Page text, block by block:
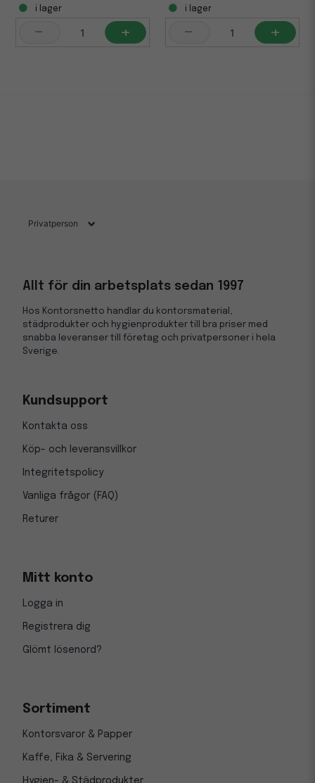
i lager
- +
i lager
- +
Allt för din arbetsplats sedan 1997
Hos Kontorsnetto handlar du kontorsmaterial,
städprodukter och hygienprodukter till bra priser med
snabba leveranser till företag och privatpersoner i hela
Sverige.
Kundsupport
Kontakta oss
Köp- och leveransvillkor
Integritetspolicy
Vanliga frågor (FAQ)
Returer
Mitt konto
Logga in
Registrera dig
Glömt lösenord?
Sortiment
Kontorsvaror & Papper
Kaffe, Fika & Servering
Hygien- & Städprodukter